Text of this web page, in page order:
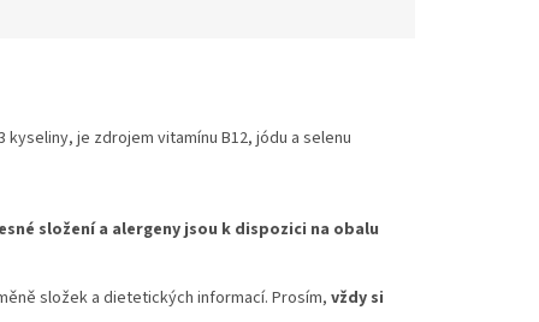
je zdrojem vitamínu B12, jódu a selenu
složení a alergeny jsou k dispozici na obalu
složek a dietetických informací. Prosím, vždy si